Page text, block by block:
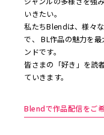
いきたい。
私たちBlendは、様々
で、 BL作品の魅力を
ンドです。
皆さまの「好き」を読
ていきます。
Blendで作品配信をご